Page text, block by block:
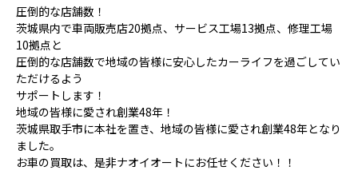
圧倒的な店舗数！
茨城県内で車両販売店20拠点、サービス工場13拠点、修理工場
10拠点と
圧倒的な店舗数で地域の皆様に安心したカーライフを過ごしてい
ただけるよう
サポートします！
地域の皆様に愛され創業48年！
茨城県取手市に本社を置き、地域の皆様に愛され創業48年となり
ました。
お車の買取は、是非ナオイオートにお任せください！！